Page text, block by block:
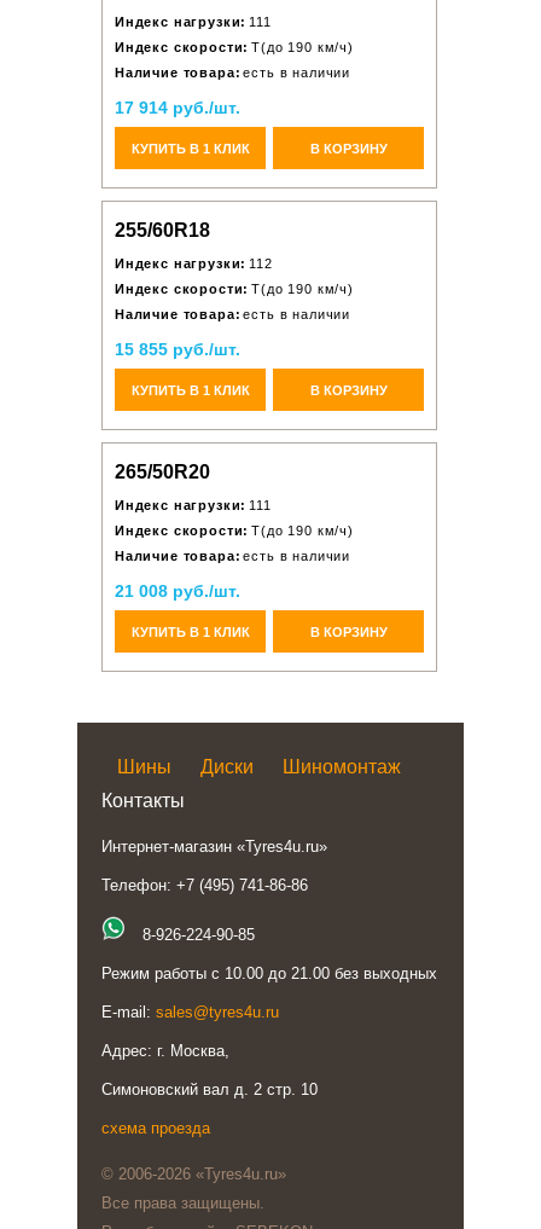
Индекс нагрузки: 111
Индекс скорости: T(до 190 км/ч)
Наличие товара: есть в наличии
17 914 руб./шт.
КУПИТЬ В 1 КЛИК В КОРЗИНУ
255/60R18
Индекс нагрузки: 112
Индекс скорости: T(до 190 км/ч)
Наличие товара: есть в наличии
15 855 руб./шт.
КУПИТЬ В 1 КЛИК В КОРЗИНУ
265/50R20
Индекс нагрузки: 111
Индекс скорости: T(до 190 км/ч)
Наличие товара: есть в наличии
21 008 руб./шт.
КУПИТЬ В 1 КЛИК В КОРЗИНУ
Шины Диски
Шиномонтаж
Контакты
Интернет-магазин «Tyres4u.ru»
Телефон: +7 (495) 741-86-86
8-926-224-90-85
Режим работы с 10.00 до 21.00 без выходных
E-mail: sales@tyres4u.ru
Адрес: г. Москва,
Симоновский вал д. 2 стр. 10
схема проезда
© 2006-2026 «Tyres4u.ru»
Все права защищены.